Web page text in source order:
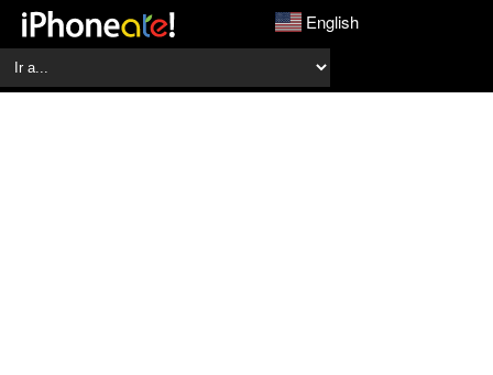
English